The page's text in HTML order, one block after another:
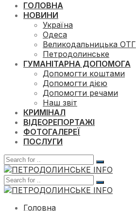
ГОЛОВНА
НОВИНИ
Україна
Одеса
Великодальницька ОТГ
Петродолинське
ГУМАНІТАРНА ДОПОМОГА
Допомогти коштами
Допомогти дією
Допомогти речами
Наш звіт
КРИМІНАЛ
ВІДЕОРЕПОРТАЖІ
ФОТОГАЛЕРЕЇ
ПОСЛУГИ
Головна